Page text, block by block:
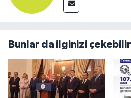
Bunlar da ilginizi çekebilir